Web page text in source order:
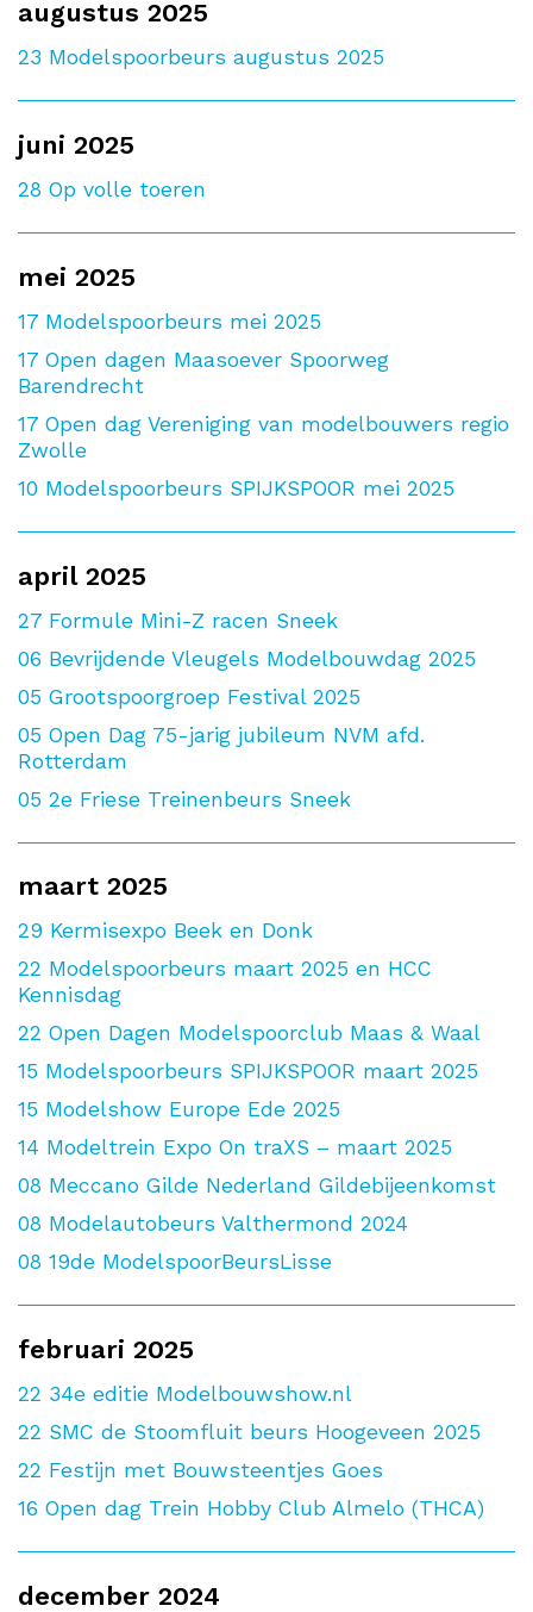
augustus 2025
23 Modelspoorbeurs augustus 2025
juni 2025
28 Op volle toeren
mei 2025
17 Modelspoorbeurs mei 2025
17 Open dagen Maasoever Spoorweg
Barendrecht
17 Open dag Vereniging van modelbouwers regio
Zwolle
10 Modelspoorbeurs SPIJKSPOOR mei 2025
april 2025
27 Formule Mini-Z racen Sneek
06 Bevrijdende Vleugels Modelbouwdag 2025
05 Grootspoorgroep Festival 2025
05 Open Dag 75-jarig jubileum NVM afd.
Rotterdam
05 2e Friese Treinenbeurs Sneek
maart 2025
29 Kermisexpo Beek en Donk
22 Modelspoorbeurs maart 2025 en HCC
Kennisdag
22 Open Dagen Modelspoorclub Maas & Waal
15 Modelspoorbeurs SPIJKSPOOR maart 2025
15 Modelshow Europe Ede 2025
14 Modeltrein Expo On traXS – maart 2025
08 Meccano Gilde Nederland Gildebijeenkomst
08 Modelautobeurs Valthermond 2024
08 19de ModelspoorBeursLisse
februari 2025
22 34e editie Modelbouwshow.nl
22 SMC de Stoomfluit beurs Hoogeveen 2025
22 Festijn met Bouwsteentjes Goes
16 Open dag Trein Hobby Club Almelo (THCA)
december 2024